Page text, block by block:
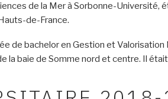
de la Mer à Sorbonne-
de-France.
de bachelor en Gestion et
la baie de Somme nord et centre. Il